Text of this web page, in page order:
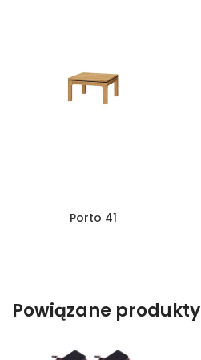
Porto 41
Powiązane produkty